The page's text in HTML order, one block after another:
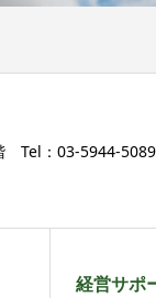
Tel：03-5944-
経営サポ